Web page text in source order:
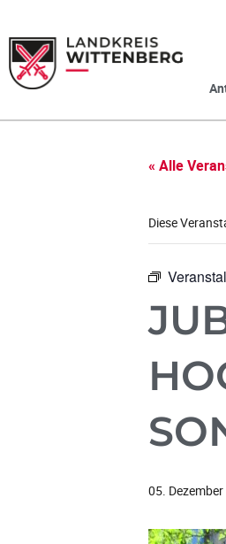
« Alle
Diese
05.